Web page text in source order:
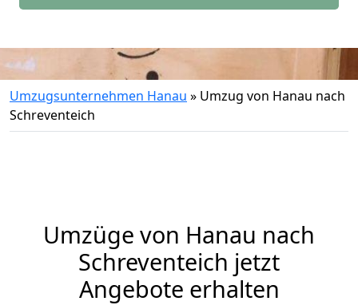
Umzugsunternehmen Hanau » Umzug von Hanau nach
Schreventeich
Umzüge von Hanau nach
Schreventeich jetzt
Angebote erhalten